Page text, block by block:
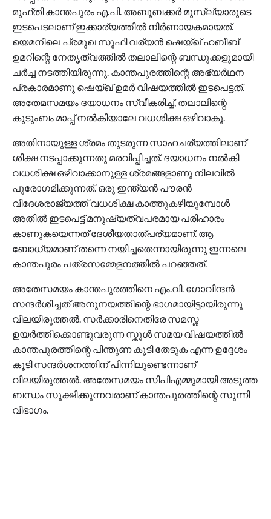
മുഫ്തി കാന്തപുരം എ.പി. അബൂബക്കര്‍ മുസ്ല്യാരുടെ
ഇടപെടലാണ് ഇക്കാര്യത്തില്‍ നിര്‍ണായകമായത്.
യെമനിലെ പ്രമുഖ സൂഫി വര്യന്‍ ഷെയ്ഖ് ഹബീബ്
ഉമറിന്റെ നേതൃത്വത്തില്‍ തലാലിന്റെ ബന്ധുക്കളുമായി
ചര്‍ച്ച നടത്തിയിരുന്നു. കാന്തപുരത്തിന്റെ അഭ്യര്‍ഥന
പ്രകാരമാണു ഷെയ്ഖ് ഉമര്‍ വിഷയത്തില്‍ ഇടപെട്ടത്.
അതേമസമയം ദയാധനം സ്വീകരിച്ച്, തലാലിന്റെ
കുടുംബം മാപ്പ് നല്‍കിയാലേ വധശിക്ഷ ഒഴിവാകൂ.
അതിനായുള്ള ശ്രമം തുടരുന്ന സാഹചര്യത്തിലാണ്
ശിക്ഷ നടപ്പാക്കുന്നതു മരവിപ്പിച്ചത്. ദയാധനം നല്‍കി
വധശിക്ഷ ഒഴിവാക്കാനുള്ള ശ്രമങ്ങളാണു നിലവില്‍
പുരോഗമിക്കുന്നത്. ഒരു ഇന്ത്യന്‍ പൗരന്‍
വിദേശരാജ്യത്ത് വധശിക്ഷ കാത്തുകഴിയുമ്പോള്‍
അതില്‍ ഇടപെട്ട് മനുഷ്യത്വപരമായ പരിഹാരം
കാണുകയെന്നത് ദേശീയതാത്പര്യമാണ്. ആ
ബോധ്യമാണ് തന്നെ നയിച്ചതെന്നായിരുന്നു ഇന്നലെ
കാന്തപുരം പത്രസമ്മേളനത്തില്‍ പറഞ്ഞത്.
അതേസമയം കാന്തപുരത്തിനെ എം.വി. ഗോവിന്ദന്‍
സന്ദര്‍ശിച്ചത് അനുനയത്തിന്റെ ഭാഗമായിട്ടായിരുന്നു
വിലയിരുത്തല്‍. സര്‍ക്കാരിനെതിരേ സമസ്ത
ഉയര്‍ത്തിക്കൊണ്ടുവരുന്ന സ്കൂള്‍ സമയ വിഷയത്തില്‍
കാന്തപുരത്തിന്റെ പിന്തുണ കൂടി തേടുക എന്ന ഉദ്ദേശം
കൂടി സന്ദര്‍ശനത്തിന് പിന്നിലുണ്ടെന്നാണ്
വിലയിരുത്തല്‍. അതേസമയം സിപിഎമ്മുമായി അടുത്ത
ബന്ധം സൂക്ഷിക്കുന്നവരാണ് കാന്തപുരത്തിന്റെ സുന്നി
വിഭാഗം.